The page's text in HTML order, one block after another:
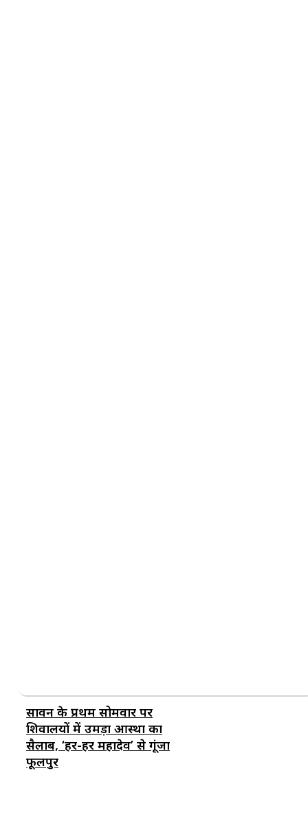
सावन के प्रथम सोमवार पर
शिवालयों में उमड़ा आस्था का
सैलाब, ‘हर-हर महादेव’ से गूंजा
फूलपुर